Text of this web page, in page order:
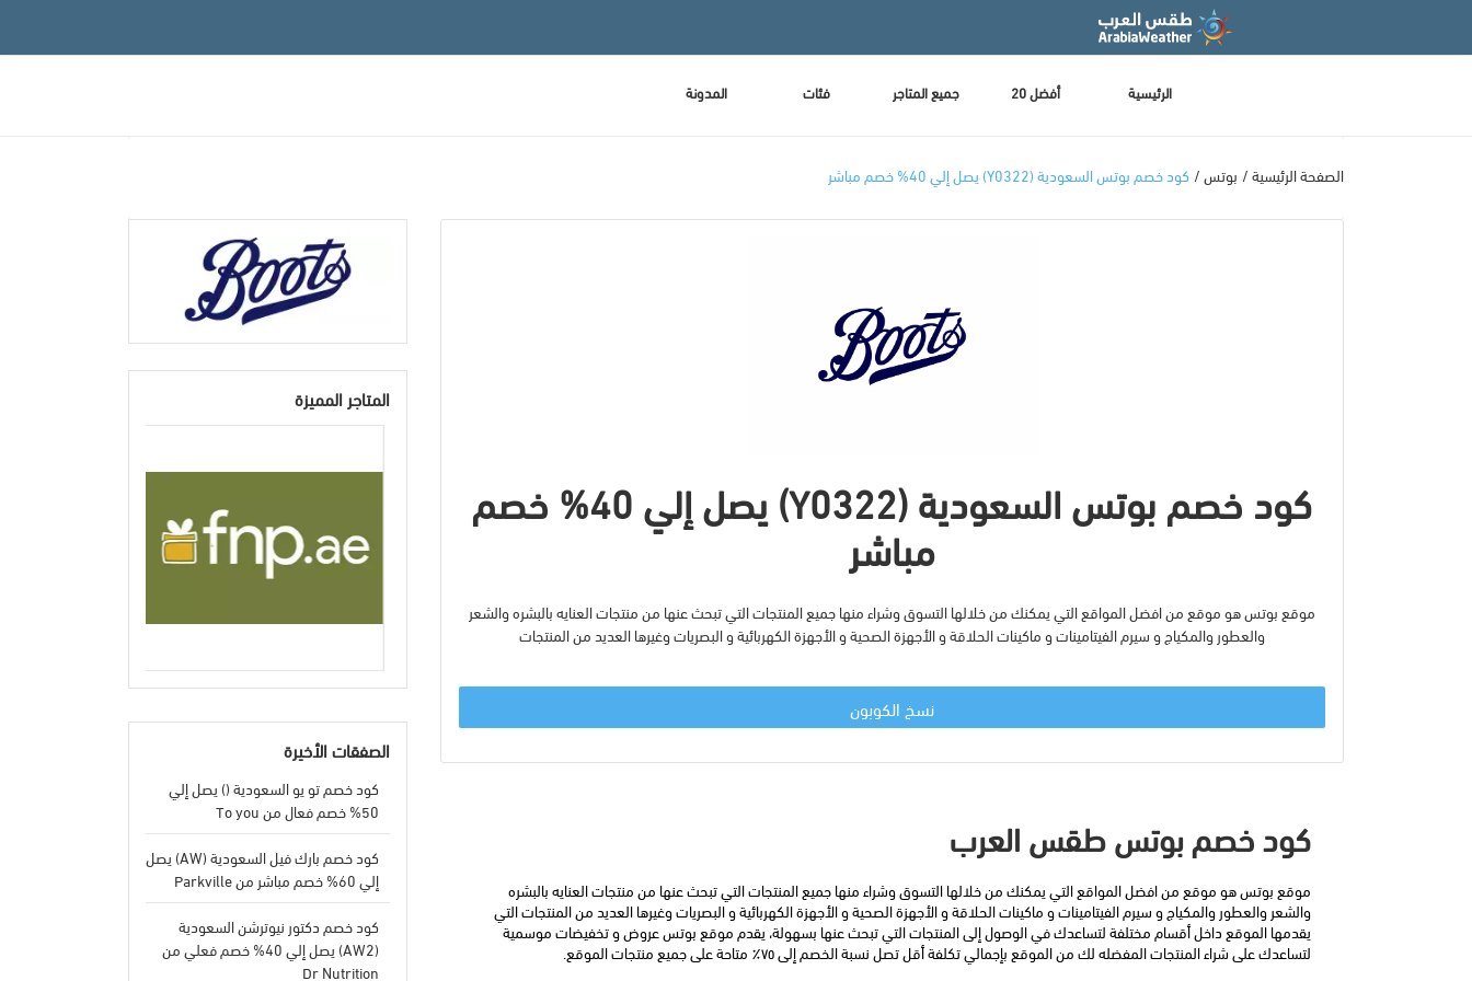
الرئيسية أفضل 20 جميع المتاجر فئات المدونة
الصفحة الرئيسية بوتس كود خصم بوتس السعودية (Y0322) يصل إلي 40% خصم مباشر
كود خصم بوتس السعودية (Y0322) يصل إلي 40% خصم
مباشر
موقع بوتس هو موقع من افضل المواقع التي يمكنك من خلالها التسوق وشراء منها جميع المنتجات التي تبحث عنها من منتجات العنايه بالبشره والشعر
والعطور والمكياج و سيرم الفيتامينات و ماكينات الحلاقة و الأجهزة الصحية و الأجهزة الكهربائية و البصريات وغيرها العديد من المنتجات
نسخ الكوبون
كود خصم بوتس طقس العرب
لتساعدك على شراء المنتجات المفضله لك من الموقع بإجمالي تكلفة أقل تصل نسبة الخصم إلى ٧٥٪ متاحة على جميع منتجات الموقع.
المتاجر المميزة
الصفقات الأخيرة
كود خصم تو يو السعودية () يصل إلي
50% خصم فعال من To you
كود خصم بارك فيل السعودية (AW) يصل
إلي 60% خصم مباشر من Parkville
كود خصم دكتور نيوترشن السعودية
(AW2) يصل إلي 40% خصم فعلي من
Dr Nutrition